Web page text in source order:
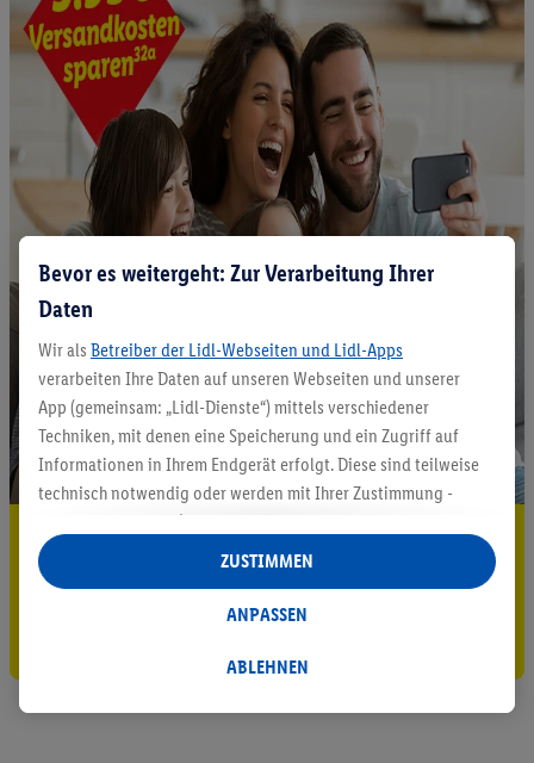
5.95 € Versand sparen³²ᵃ
Bevor es weitergeht: Zur Verarbeitung Ihrer
Daten
Wir als Betreiber der Lidl-Webseiten und Lidl-Apps
verarbeiten Ihre Daten auf unseren Webseiten und unserer
App (gemeinsam: „Lidl-Dienste“) mittels verschiedener
Techniken, mit denen eine Speicherung und ein Zugriff auf
Informationen in Ihrem Endgerät erfolgt. Diese sind teilweise
technisch notwendig oder werden mit Ihrer Zustimmung -
auch durch Partner (u.a.
Verantwortliche; im Zusammenhang mit dem IAB TCF
insgesamt
Statistik-Erstellung oder für personalisierte Werbung
Datenverarbeitungen für personalisierte Werbung werden
ABLEHNEN
ANPASSEN
ZUSTIMMEN